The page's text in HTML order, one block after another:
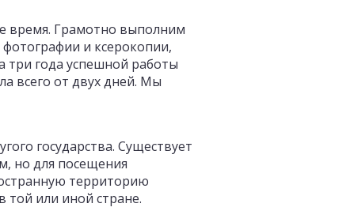
время. Грамотно выполним
и ксерокопии,
три года успешной работы
всего от двух дней. Мы
государства. Существует
но для посещения
территорию
той или иной стране.